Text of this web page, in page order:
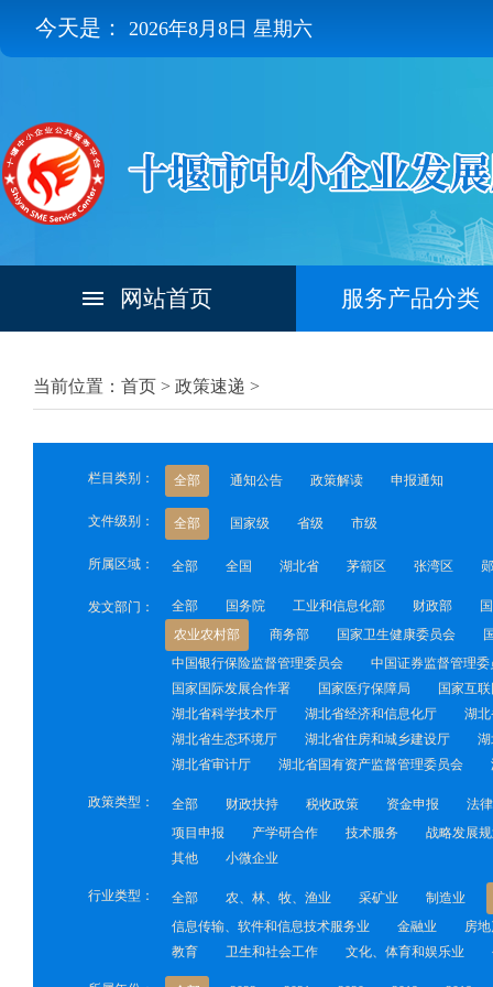
今天是： 2026年8月8日 星期六
网站首页 服务产品分类
当前位置：首页 > 政策速递 >
栏目类别： 全部 通知公告 政策解读 申报通知
文件级别： 全部 国家级 省级 市级
所属区域： 全部 全国 湖北省 茅箭区 张湾区
发文部门： 全部 国务院 工业和信息化部 财政部
农业农村部
商务部 国家卫生健康委员会
中国银行保险监督管理委员会
中国证券监督管理委
国家国际发展合作署
国家医疗保障局
国家互
湖北省科学技术厅
湖北省经济和信息化厅
湖
湖北省生态环境厅
湖北省住房和城乡建设厅
湖北省审计厅
湖北省国有资产监督管理委员会
政策类型： 全部 财政扶持 税收政策 资金申报
法
项目申报
产学研合作 技术服务
战略发展
其他
小微企业
行业类型： 全部 农、林、牧、渔业 采矿业
制造业
信息传输、软件和信息技术服务业
金融业
房
教育
卫生和社会工作 文化、体育和娱乐业